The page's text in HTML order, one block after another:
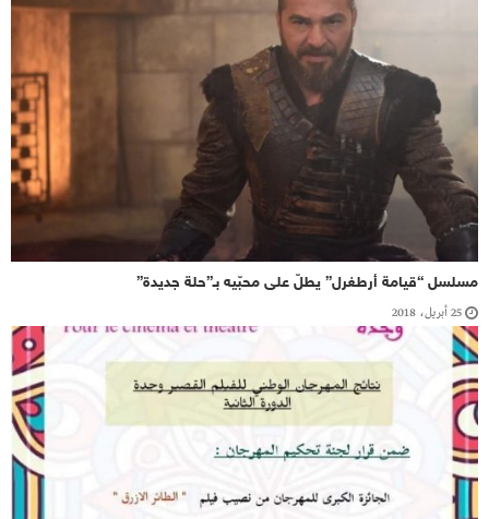
مسلسل “قيامة أرطغرل” يطلّ على محبّيه بـ”حلة جديدة”
25 أبريل، 2018